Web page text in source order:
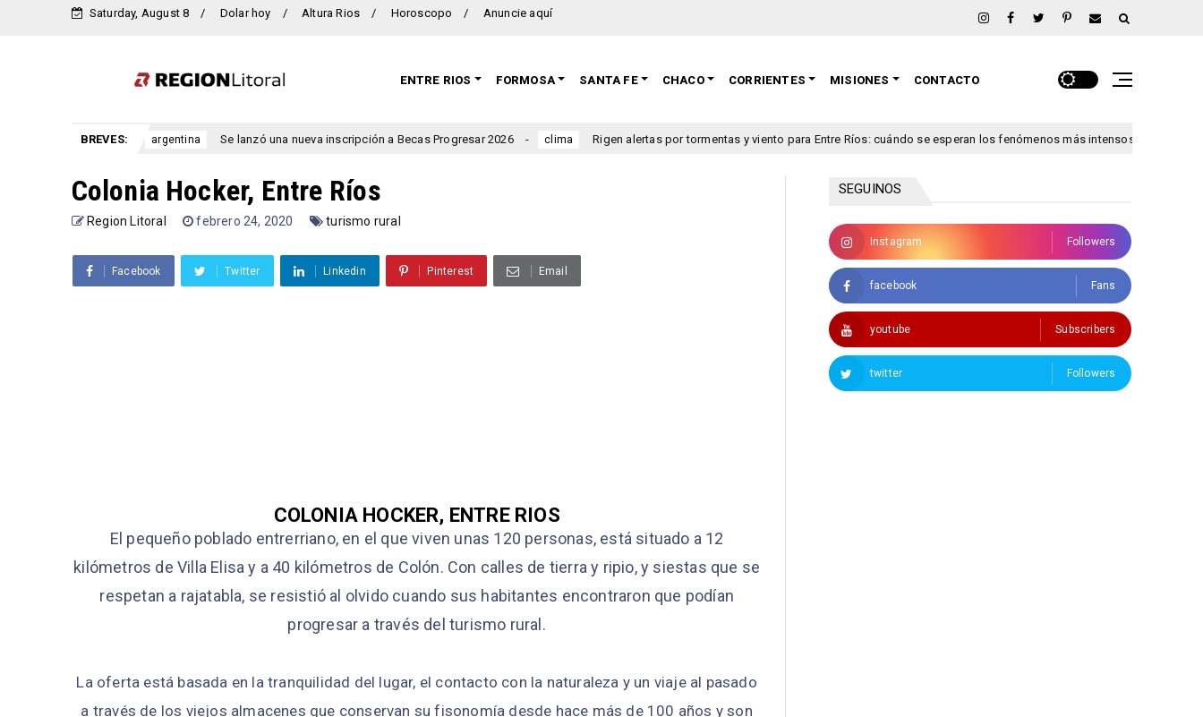
Saturday, August 8 Dolar hoy Altura Rios Horoscopo Anuncie aquí
ENTRE RIOS FORMOSA SANTA FE CHACO CORRIENTES MISIONES CONTACTO
BREVES:
argentina Se lanzó una nueva inscripción a Becas Progresar 2026 clima Rigen alertas por tormentas y viento para Entre Ríos: cuándo se esperan los fenómenos más intensos congreso
Colonia Hocker, Entre Ríos
Region Litoral febrero 24, 2020 turismo rural
Facebook Twitter Linkedin Pinterest Email
COLONIA HOCKER, ENTRE RIOS
El pequeño poblado entrerriano, en el que viven unas 120 personas, está situado a 12
kilómetros de Villa Elisa y a 40 kilómetros de Colón. Con calles de tierra y ripio, y siestas que se
respetan a rajatabla, se resistió al olvido cuando sus habitantes encontraron que podían
progresar a través del turismo rural.
La oferta está basada en la tranquilidad del lugar, el contacto con la naturaleza y un viaje al pasado
a través de los viejos almacenes que conservan su fisonomía desde hace más de 100 años y son
SEGUINOS
Instagram Followers
facebook Fans
youtube Subscribers
twitter Followers